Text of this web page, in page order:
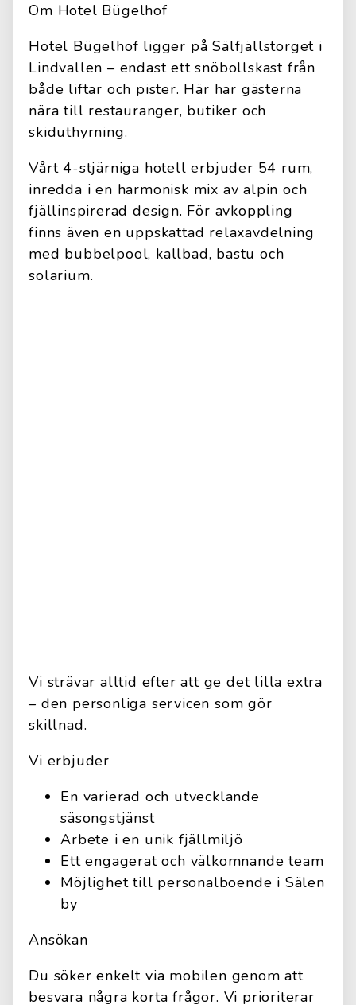
Om Hotel Bügelhof
Hotel Bügelhof ligger på Sälfjällstorget i
Lindvallen – endast ett snöbollskast från
både liftar och pister. Här har gästerna
nära till restauranger, butiker och
skiduthyrning.
Vårt 4-stjärniga hotell erbjuder 54 rum,
inredda i en harmonisk mix av alpin och
fjällinspirerad design. För avkoppling
finns även en uppskattad relaxavdelning
med bubbelpool, kallbad, bastu och
solarium.
Vi strävar alltid efter att ge det lilla extra
– den personliga servicen som gör
skillnad.
Vi erbjuder
En varierad och utvecklande
säsongstjänst
Arbete i en unik fjällmiljö
Ett engagerat och välkomnande team
Möjlighet till personalboende i Sälen
by
Ansökan
Du söker enkelt via mobilen genom att
besvara några korta frågor. Vi prioriterar